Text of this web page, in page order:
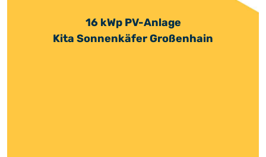
16 kWp PV-Anlage
Kita Sonnenkäfer Großenhain